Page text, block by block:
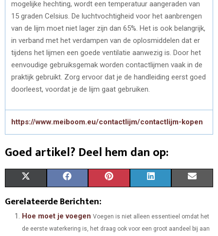
mogelijke hechting, wordt een temperatuur aangeraden van
15 graden Celsius. De luchtvochtigheid voor het aanbrengen
van de lijm moet niet lager zijn dan 65%. Het is ook belangrijk,
in verband met het verdampen van de oplosmiddelen dat er
tijdens het lijmen een goede ventilatie aanwezig is. Door het
eenvoudige gebruiksgemak worden contactlijmen vaak in de
praktijk gebruikt. Zorg ervoor dat je de handleiding eerst goed
doorleest, voordat je de lijm gaat gebruiken.
https://www.meiboom.eu/contactlijm/contactlijm-kopen
Goed artikel? Deel hem dan op:
R
T
W R
C
E R
T R
K
A
R
A
I
Gerelateerde Berichten:
Hoe moet je voegen Voegen is niet alleen essentieel omdat het
de eerste waterkering is, het draag ook voor een groot aandeel bij aan